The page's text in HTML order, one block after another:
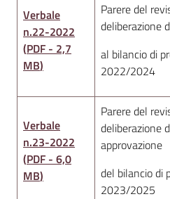
Verbale
n.22-2022
(PDF - 2,7
MB)
Parere del
deliberazione
al bilancio di
2022/2024
Verbale
n.23-2022
(PDF - 6,0
MB)
Parere del
deliberazione
approvazione
del bilancio di
2023/2025